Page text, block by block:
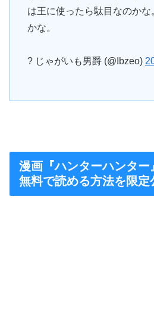
は王に使ったら駄目なのか
かな。
? じゃがいも男爵 (@Ibzeo)
漫画『ハンターハンター
無料で読める方法を限定